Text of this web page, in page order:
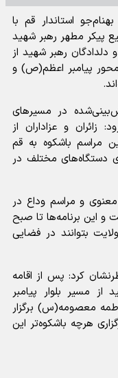
استاندار قم با
پیکر مطهر رهبر شهید
دلدادگان رهبر شهید از
پیامبر اعظم(ص) و
در مسیرهای
زائران و عزاداران از
مراسم باشکوه به قم
دستگاه‌های مختلف در
معنوی و مراسم وداع در
این برنامه‌ها تا صبح
بتوانند در فضایی
کرد: پس از اقامه
مسیر بلوار پیامبر
معصومه(س) برگزار
هرچه باشکوه‌تر این